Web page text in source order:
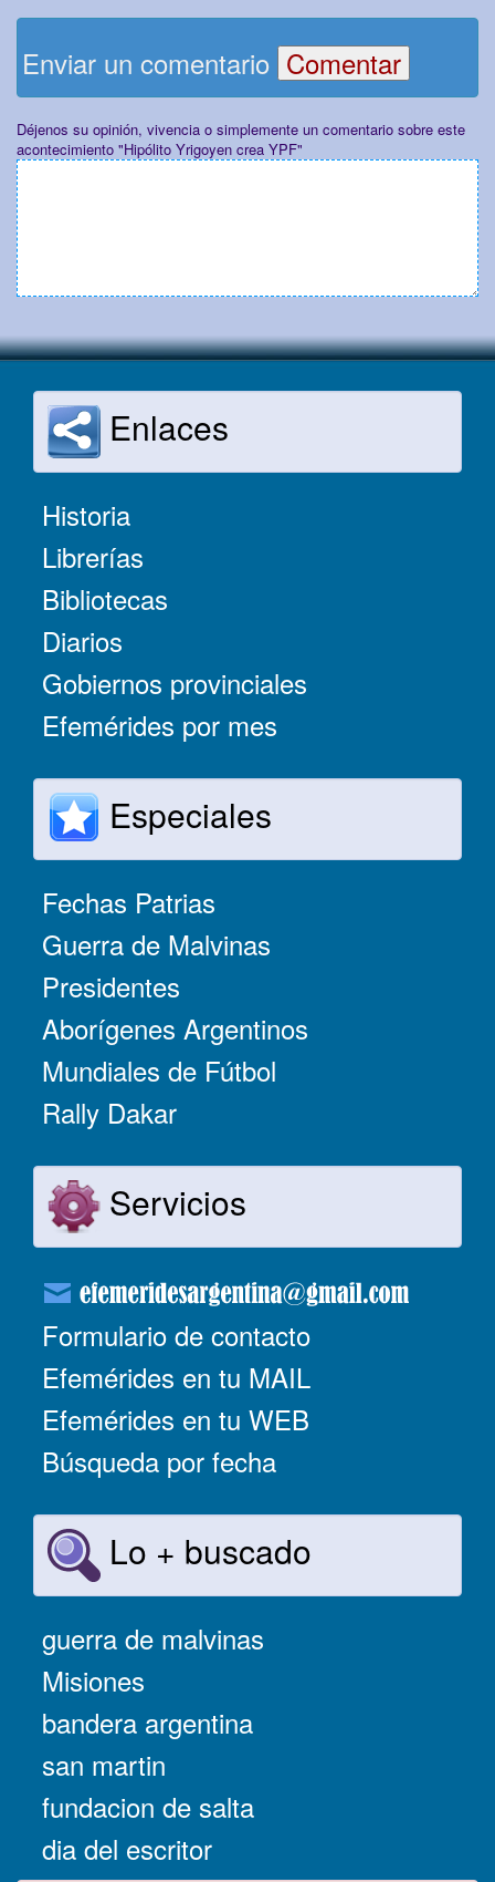
Enviar un comentario
Déjenos su opinión, vivencia o simplemente un comentario sobre este
acontecimiento "Hipólito Yrigoyen crea YPF"
Enlaces
Historia
Librerías
Bibliotecas
Diarios
Gobiernos provinciales
Efemérides por mes
Especiales
Fechas Patrias
Guerra de Malvinas
Presidentes
Aborígenes Argentinos
Mundiales de Fútbol
Rally Dakar
Servicios
Formulario de contacto
Efemérides en tu MAIL
Efemérides en tu WEB
Búsqueda por fecha
Lo + buscado
guerra de malvinas
Misiones
bandera argentina
san martin
fundacion de salta
dia del escritor